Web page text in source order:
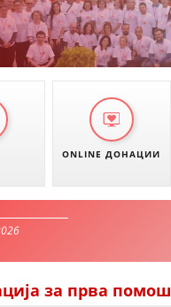
ONLINE ДОНАЦИИ
за прва помош